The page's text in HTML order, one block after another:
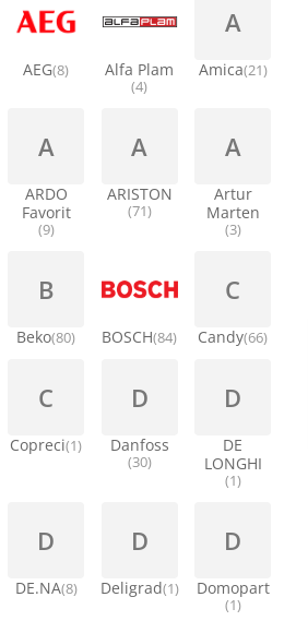
AEG(8) Alfa Plam
(4)
A
Amica(21)
A
ARDO
Favorit
(9)
A
ARISTON
(71)
A
Artur
Marten
(3)
B
Beko(80) BOSCH(84)
C
Candy(66)
C
Copreci(1)
D
Danfoss
(30)
D
DE
LONGHI
(1)
D
DE.NA(8)
D
Deligrad(1)
D
Domopart
(1)